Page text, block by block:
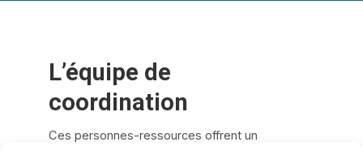
L’équipe de
coordination
Ces personnes-ressources offrent un